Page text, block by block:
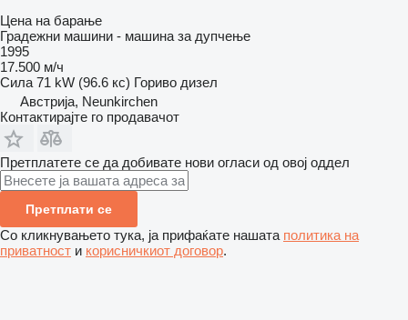
Цена на барање
Градежни машини - машина за дупчење
1995
17.500 м/ч
Сила 71 kW (96.6 кс) Гориво дизел
Австрија, Neunkirchen
Контактирајте го продавачот
Претплатете се да добивате нови огласи од овој оддел
Претплати се
Со кликнувањето тука, ја прифаќате нашата политика на
приватност и корисничкиот договор.